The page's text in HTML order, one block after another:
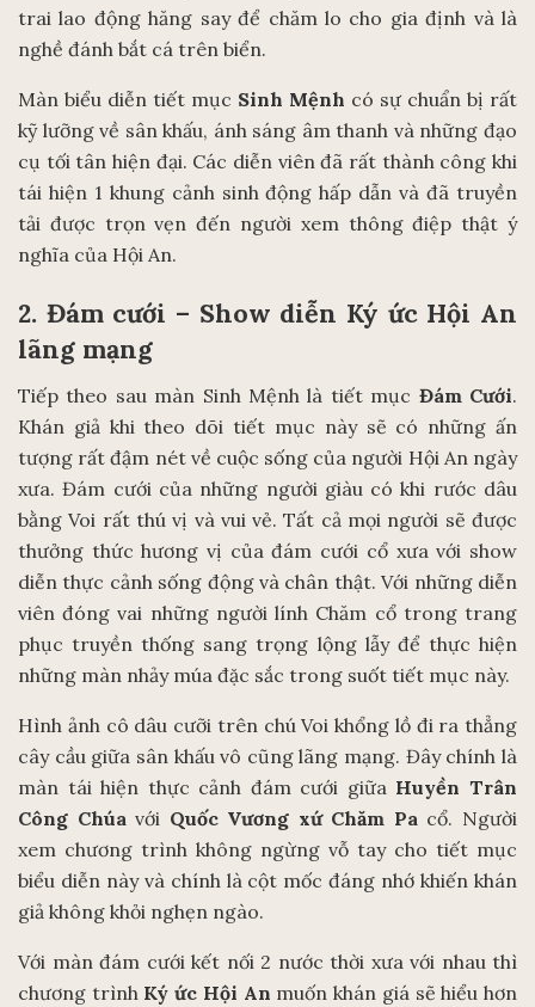
trai lao động hăng say để chăm lo cho gia định và là
nghề đánh bắt cá trên biển.
Màn biểu diễn tiết mục Sinh Mệnh có sự chuẩn bị rất
kỹ lưỡng về sân khấu, ánh sáng âm thanh và những đạo
cụ tối tân hiện đại. Các diễn viên đã rất thành công khi
tái hiện 1 khung cảnh sinh động hấp dẫn và đã truyền
tải được trọn vẹn đến người xem thông điệp thật ý
nghĩa của Hội An.
2. Đám cưới – Show diễn Ký ức Hội An
lãng mạng
Tiếp theo sau màn Sinh Mệnh là tiết mục Đám Cưới.
Khán giả khi theo dõi tiết mục này sẽ có những ấn
tượng rất đậm nét về cuộc sống của người Hội An ngày
xưa. Đám cưới của những người giàu có khi rước dâu
bằng Voi rất thú vị và vui vẻ. Tất cả mọi người sẽ được
thưởng thức hương vị của đám cưới cổ xưa với show
diễn thực cảnh sống động và chân thật. Với những diễn
viên đóng vai những người lính Chăm cổ trong trang
phục truyền thống sang trọng lộng lẫy để thực hiện
những màn nhảy múa đặc sắc trong suốt tiết mục này.
Hình ảnh cô dâu cưỡi trên chú Voi khổng lồ đi ra thẳng
cây cầu giữa sân khấu vô cũng lãng mạng. Đây chính là
màn tái hiện thực cảnh đám cưới giữa Huyền Trân
Công Chúavới Quốc Vương xứ Chăm Pacổ. Người
xem chương trình không ngừng vỗ tay cho tiết mục
biểu diễn này và chính là cột mốc đáng nhớ khiến khán
giả không khỏi nghẹn ngào.
Với màn đám cưới kết nối 2 nước thời xưa với nhau thì
chương trình Ký ức Hội An muốn khán giá sẽ hiểu hơn